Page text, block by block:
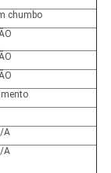
chumbo
A
A